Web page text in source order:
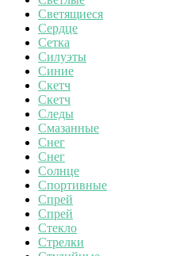
Светящиеся
Сердце
Сетка
Силуэты
Синие
Скетч
Скетч
Следы
Смазанные
Снег
Снег
Солнце
Спортивные
Спрей
Спрей
Стекло
Стрелки